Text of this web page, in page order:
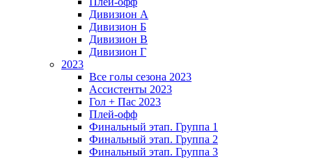
Дивизион A
Дивизион Б
Дивизион В
Дивизион Г
2023
Все голы сезона 2023
Ассистенты 2023
Гол + Пас 2023
Плей-офф
Финальный этап. Группа 1
Финальный этап. Группа 2
Финальный этап. Группа 3